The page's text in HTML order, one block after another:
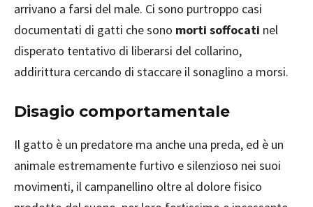
arrivano a farsi del male. Ci sono purtroppo casi
documentati di gatti che sono morti soffocati nel
disperato tentativo di liberarsi del collarino,
addirittura cercando di staccare il sonaglino a morsi.
Disagio comportamentale
Il gatto è un predatore ma anche una preda, ed è un
animale estremamente furtivo e silenzioso nei suoi
movimenti, il campanellino oltre al dolore fisico